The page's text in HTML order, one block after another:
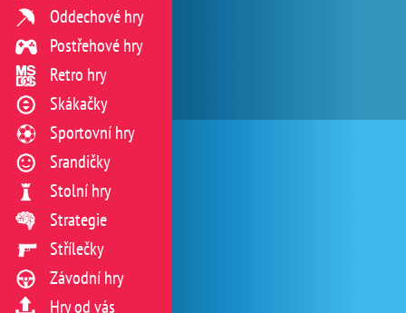
Oddechové hry
Postřehové hry
Retro hry
Skákačky
Sportovní hry
Srandičky
Stolní hry
Strategie
Střílečky
Závodní hry
Hry od vás